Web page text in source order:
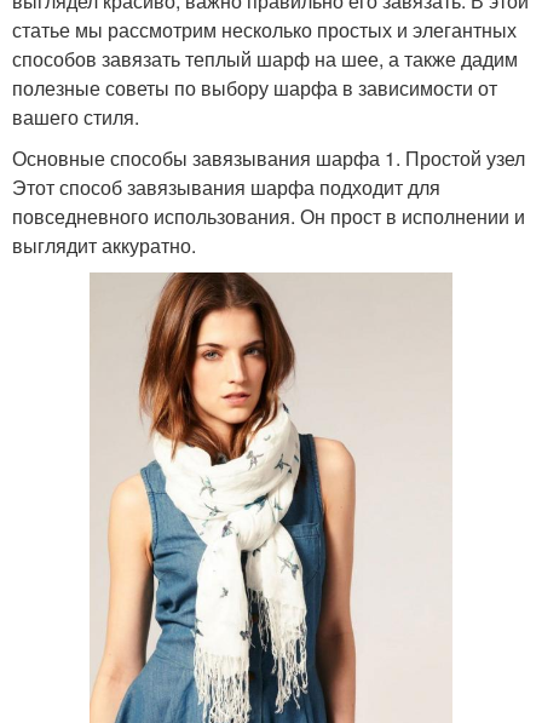
статье мы рассмотрим несколько простых и элегантных
способов завязать теплый шарф на шее, а также дадим
полезные советы по выбору шарфа в зависимости от
вашего стиля.
Основные способы завязывания шарфа 1. Простой узел
Этот способ завязывания шарфа подходит для
повседневного использования. Он прост в исполнении и
выглядит аккуратно.